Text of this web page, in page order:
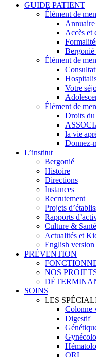
GUIDE PATIENT
Élément de
Annuaire
Accès et
Élément de
Votre
Élément de
Droits
la vie
Donnez-
L’institut
Bergonié
Histoire
Directions
Instances
Recrutement
Projets
Rapports
Culture & Santé
Actualités et
English version
PRÉVENTION
NOS
SOINS
LES
Colonne
Digestif
ORL